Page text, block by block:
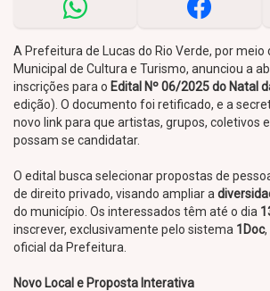
A Prefeitura de Lucas do Rio Verde, por meio
Municipal de Cultura e Turismo, anunciou a
inscrições para o Edital Nº 06/2025 do Natal
edição). O documento foi retificado, e a
novo link para que artistas, grupos, coletivos
possam se candidatar.
O edital busca selecionar propostas de
de direito privado, visando ampliar a
do município. Os interessados têm até o dia
inscrever, exclusivamente pelo sistema 1Doc
oficial da Prefeitura.
Novo Local e Proposta Interativa